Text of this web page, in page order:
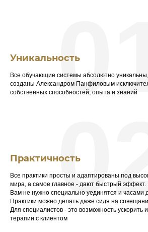
Уникальность
Все обучающие системы абсолютно
созданы Александром Панфиловым
собственных способностей, опыта и знаний
Практичность
Все практики просты и адаптированы под
мира, а самое главное - дают быстрый эффект.
Вам не нужно специально уединятся и часами
Практики можно делать даже сидя на
Для специалистов - это возможность ускорить
терапии с клиентом